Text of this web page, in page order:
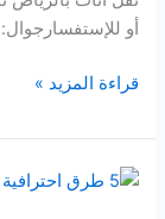
أو للإستفسارجوال: 0507240005واتس: 0507240005
قراءة المزيد »